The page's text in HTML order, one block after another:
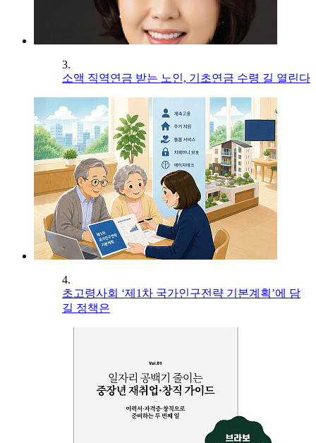
3.
소액 직역연금 받는 노인, 기초연금 수령 길 열린다
4.
초고령사회 ‘제1차 국가인구전략 기본계획’에 담
길 정책은